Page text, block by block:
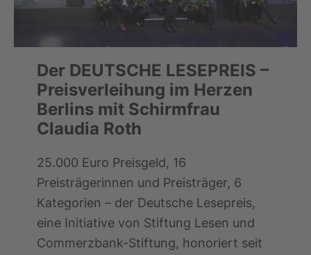
Der DEUTSCHE LESEPREIS –
Preisverleihung im Herzen
Berlins mit Schirmfrau
Claudia Roth
25.000 Euro Preisgeld, 16
Preisträgerinnen und Preisträger, 6
Kategorien – der Deutsche Lesepreis,
eine Initiative von Stiftung Lesen und
Commerzbank-Stiftung, honoriert seit